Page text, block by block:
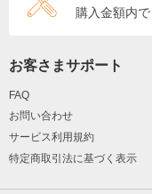
購入金額内で
お客さまサポート
FAQ
お問い合わせ
サービス利用規約
特定商取引法に基づく表示